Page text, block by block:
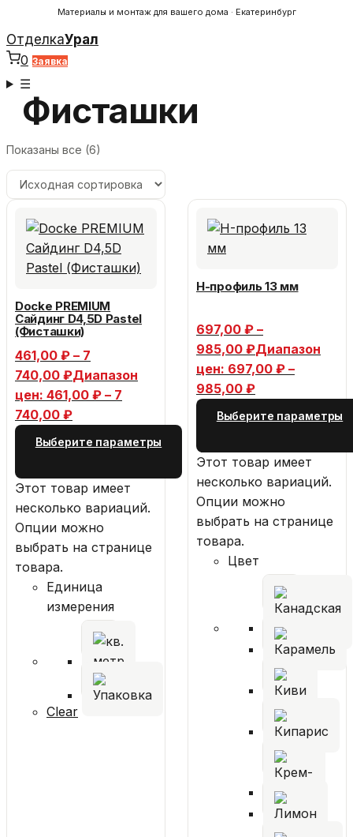
Материалы и монтаж для вашего дома · Екатеринбург
ОтделкаУрал
0 Заявка
☰
Фисташки
Показаны все (6)
Docke PREMIUM
Сайдинг D4,5D Pastel
(Фисташки)
461,00 ₽ – 7
740,00 ₽Диапазон
цен: 461,00 ₽ – 7
740,00 ₽
Выберите параметры
Этот товар имеет
несколько вариаций.
Опции можно
выбрать на странице
товара.
Единица
измерения
Clear
H-профиль 13 мм
697,00 ₽ –
985,00 ₽Диапазон
цен: 697,00 ₽ –
985,00 ₽
Выберите параметры
Этот товар имеет
несколько вариаций.
Опции можно
выбрать на странице
товара.
Цвет